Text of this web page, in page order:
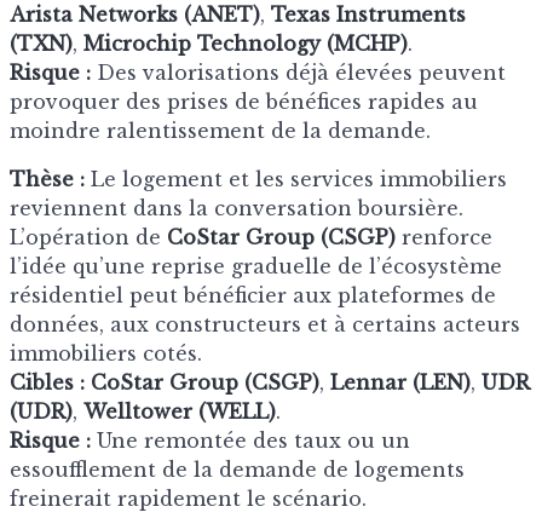
Arista Networks (ANET), Texas Instruments
(TXN), Microchip Technology (MCHP).
Risque : Des valorisations déjà élevées peuvent
provoquer des prises de bénéfices rapides au
moindre ralentissement de la demande.
Thèse : Le logement et les services immobiliers
reviennent dans la conversation boursière.
L’opération de CoStar Group (CSGP) renforce
l’idée qu’une reprise graduelle de l’écosystème
résidentiel peut bénéficier aux plateformes de
données, aux constructeurs et à certains acteurs
immobiliers cotés.
Cibles : CoStar Group (CSGP), Lennar (LEN), UDR
(UDR), Welltower (WELL).
Risque : Une remontée des taux ou un
essoufflement de la demande de logements
freinerait rapidement le scénario.